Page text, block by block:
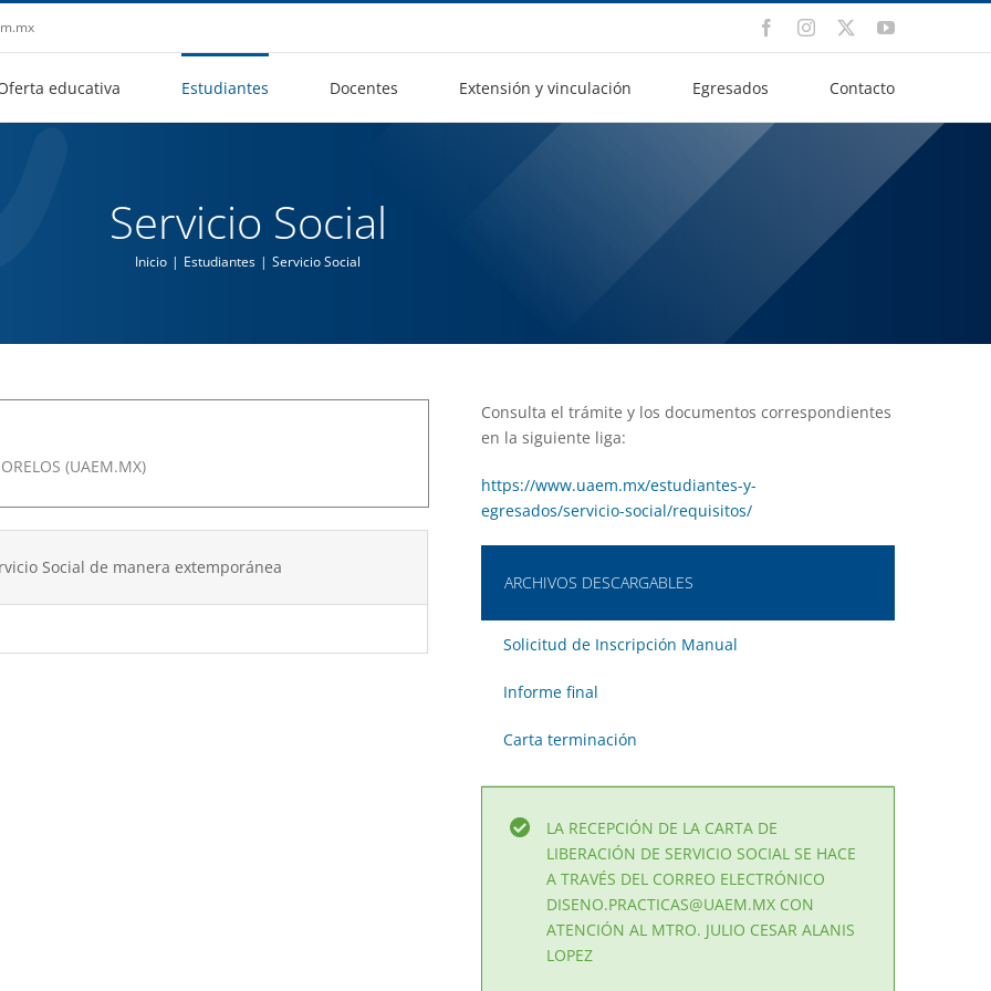
FacebookInstagram YouTube
educativa Estudiantes Docentes Extensión y vinculación Egresados Contacto
Servicio Social
Inicio Estudiantes Servicio Social
(UAEM.MX)
Social de manera extemporánea
Consulta el trámite y los documentos correspondientes
en la siguiente liga:
https://www.uaem.mx/estudiantes-y-
egresados/servicio-social/requisitos/
ARCHIVOS DESCARGABLES
Solicitud de Inscripción Manual
Informe final
Carta terminación
LA RECEPCIÓN DE LA CARTA DE
LIBERACIÓN DE SERVICIO SOCIAL SE HACE
A TRAVÉS DEL CORREO ELECTRÓNICO
DISENO.PRACTICAS@UAEM.MX CON
ATENCIÓN AL MTRO. JULIO CESAR ALANIS
LOPEZ